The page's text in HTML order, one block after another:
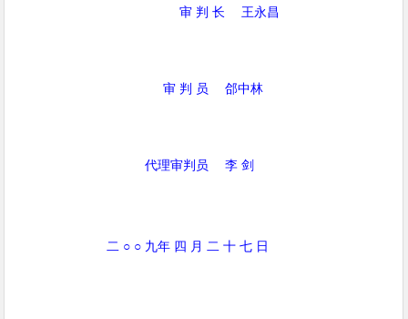
审 判 长 王永昌
审 判 员 郃中林
代理审判员 李 剑
二 ○ ○ 九年 四 月 二 十 七 日